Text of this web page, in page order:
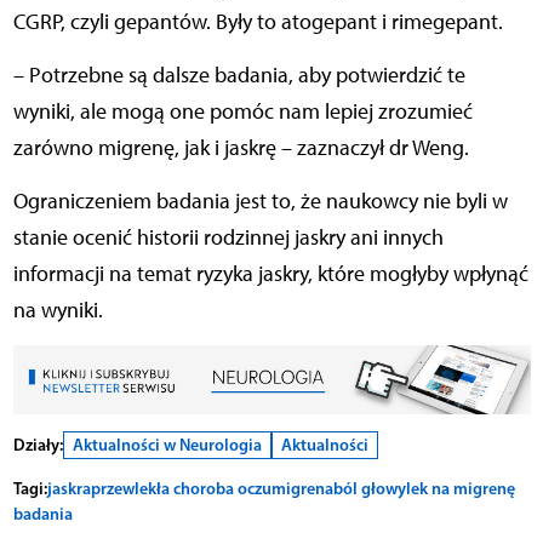
CGRP, czyli gepantów. Były to atogepant i rimegepant.
– Potrzebne są dalsze badania, aby potwierdzić te
wyniki, ale mogą one pomóc nam lepiej zrozumieć
zarówno migrenę, jak i jaskrę – zaznaczył dr Weng.
Ograniczeniem badania jest to, że naukowcy nie byli w
stanie ocenić historii rodzinnej jaskry ani innych
informacji na temat ryzyka jaskry, które mogłyby wpłynąć
na wyniki.
Działy: Aktualności w Neurologia
Aktualności
Tagi:jaskraprzewlekła choroba oczumigrenaból głowylek na migrenę
badania